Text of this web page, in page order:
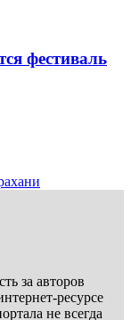
фестиваль
за авторов
ресурсе
не всегда